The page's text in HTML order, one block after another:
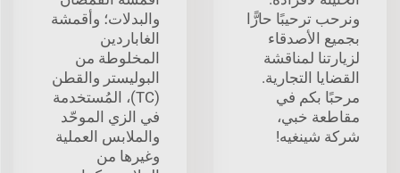
ونرحب ترحيبًا حارًّا
بجميع الأصدقاء
لزيارتنا لمناقشة
القضايا التجارية.
مرحبًا بكم في
مقاطعة خبي،
شركة شينغيه!
والبدلات؛ وأقمشة
الغاباردين
المخلوطة من
البوليستر والقطن
(TC)، المُستخدمة
في الزي الموحّد
والملابس العملية
وغيرها من